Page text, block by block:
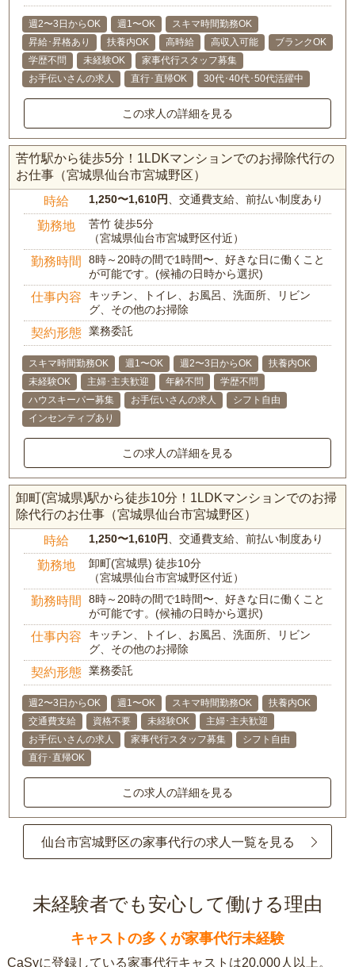
週2〜3日からOK 週1〜OK
スキマ時間勤務OK
昇給･昇格あり
扶養内OK 高時給 高収入可能
ブランクOK
学歴不問
未経験OK
家事代行スタッフ募集
お手伝いさんの求人
直行･直帰OK 30代･40代･50代活躍中
この求人の詳細を見る
苦竹駅から徒歩5分！1LDKマンションでのお掃除代行の
お仕事（宮城県仙台市宮城野区）
時給 1,250〜1,610円 、交通費支給、前払い制度あり
勤務地
苦竹 徒歩5分
（宮城県仙台市宮城野区付近）
勤務時間
8時～20時の間で1時間〜、好きな日に働くこと
が可能です。(候補の日時から選択)
仕事内容
キッチン、トイレ、お風呂、洗面所、リビン
グ、その他のお掃除
契約形態 業務委託
スキマ時間勤務OK 週1〜OK 週2〜3日からOK
扶養内OK
未経験OK
主婦･主夫歓迎 年齢不問
学歴不問
ハウスキーパー募集
お手伝いさんの求人
シフト自由
インセンティブあり
この求人の詳細を見る
卸町(宮城県)駅から徒歩10分！1LDKマンションでのお掃
除代行のお仕事（宮城県仙台市宮城野区）
時給 1,250〜1,610円 、交通費支給、前払い制度あり
勤務地
卸町(宮城県) 徒歩10分
（宮城県仙台市宮城野区付近）
勤務時間
8時～20時の間で1時間〜、好きな日に働くこと
が可能です。(候補の日時から選択)
仕事内容
キッチン、トイレ、お風呂、洗面所、リビン
グ、その他のお掃除
契約形態 業務委託
週2〜3日からOK 週1〜OK スキマ時間勤務OK
扶養内OK
交通費支給
資格不要 未経験OK
主婦･主夫歓迎
お手伝いさんの求人
家事代行スタッフ募集
シフト自由
直行･直帰OK
この求人の詳細を見る
仙台市宮城野区の家事代行の求人一覧を見る
未経験者でも安心して働ける理由
キャストの多くが家事代行未経験
CaSyに登録している家事代行キャストは20,000人以上。